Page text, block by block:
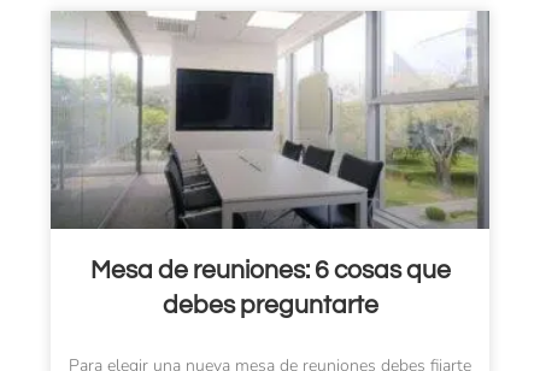
Mesa de reuniones: 6 cosas que
debes preguntarte
Para elegir una nueva mesa de reuniones debes fijarte